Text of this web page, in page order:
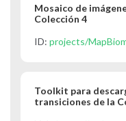
Mosaico de
Colección 4
ID: projects/
Toolkit para
transiciones de la